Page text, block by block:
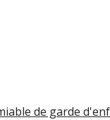
de garde